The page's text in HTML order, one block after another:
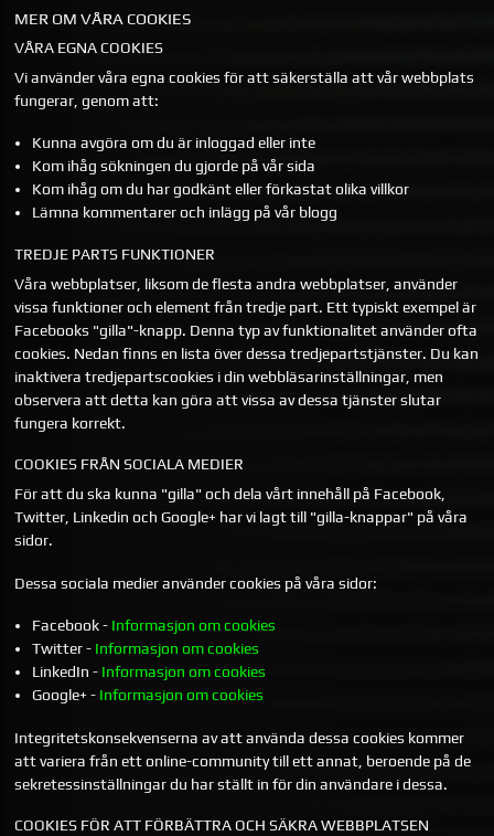
MER OM VÅRA COOKIES
VÅRA EGNA COOKIES
Vi använder våra egna cookies för att säkerställa att vår webbplats
fungerar, genom att:
Kunna avgöra om du är inloggad eller inte
Kom ihåg sökningen du gjorde på vår sida
Kom ihåg om du har godkänt eller förkastat olika villkor
Lämna kommentarer och inlägg på vår blogg
TREDJE PARTS FUNKTIONER
Våra webbplatser, liksom de flesta andra webbplatser, använder
vissa funktioner och element från tredje part. Ett typiskt exempel är
Facebooks "gilla"-knapp. Denna typ av funktionalitet använder ofta
cookies. Nedan finns en lista över dessa tredjepartstjänster. Du kan
inaktivera tredjepartscookies i din webbläsarinställningar, men
observera att detta kan göra att vissa av dessa tjänster slutar
fungera korrekt.
COOKIES FRÅN SOCIALA MEDIER
För att du ska kunna "gilla" och dela vårt innehåll på Facebook,
Twitter, Linkedin och Google+ har vi lagt till "gilla-knappar" på våra
sidor.
Dessa sociala medier använder cookies på våra sidor:
Facebook - Informasjon om cookies
Twitter - Informasjon om cookies
LinkedIn - Informasjon om cookies
Google+ - Informasjon om cookies
Integritetskonsekvenserna av att använda dessa cookies kommer
att variera från ett online-community till ett annat, beroende på de
sekretessinställningar du har ställt in för din användare i dessa.
COOKIES FÖR ATT FÖRBÄTTRA OCH SÄKRA WEBBPLATSEN